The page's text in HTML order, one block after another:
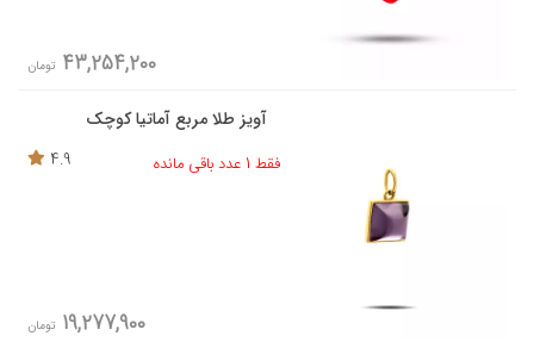
43,254,200 تومان
آویز طلا مربع آماتیا کوچک
فقط 1 عدد باقی مانده
4.9
19,277,900 تومان